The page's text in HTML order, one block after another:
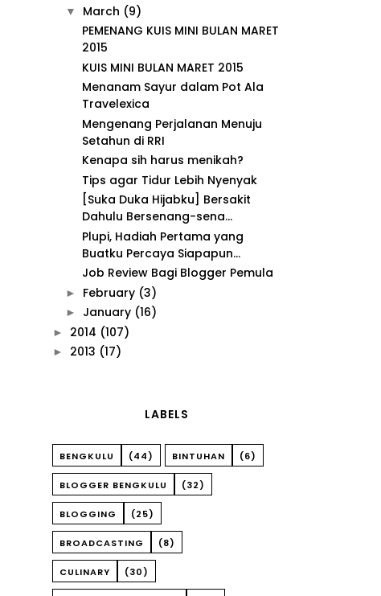
▼ March (9)
PEMENANG KUIS MINI BULAN MARET
2015
KUIS MINI BULAN MARET 2015
Menanam Sayur dalam Pot Ala
Travelexica
Mengenang Perjalanan Menuju
Setahun di RRI
Kenapa sih harus menikah?
Tips agar Tidur Lebih Nyenyak
[Suka Duka Hijabku] Bersakit
Dahulu Bersenang-sena...
Plupi, Hadiah Pertama yang
Buatku Percaya Siapapun...
Job Review Bagi Blogger Pemula
► February (3)
► January (16)
► 2014 (107)
► 2013 (17)
LABELS
BENGKULU (44) BINTUHAN (6)
BLOGGER BENGKULU (32)
BLOGGING (25)
BROADCASTING (8)
CULINARY (30)